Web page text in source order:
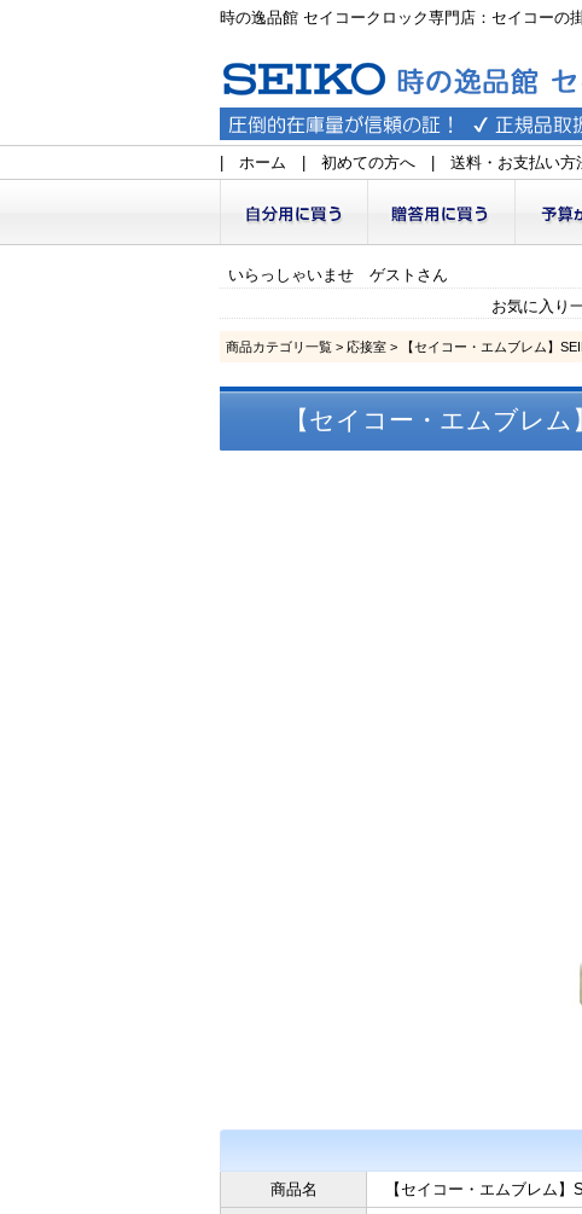
時の逸品館 セイコークロック専門店：セイコーの
ホーム 初めての方へ 送料・お支払い方
いらっしゃいませ ゲストさん
お気に入り
商品カテゴリ一覧 > 応接室 > 【セイコー・エムブレム】
【セイコー・エムブレ
商品名
【セイコー・エムブレム